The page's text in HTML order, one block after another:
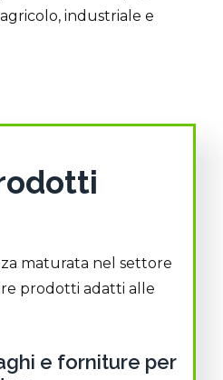
industriale e
maturata nel settore
prodotti adatti alle
e forniture per